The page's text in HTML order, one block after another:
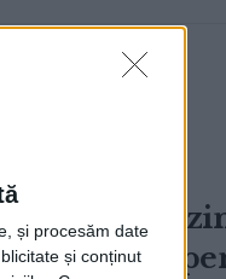
și procesăm date
și conținut
priorități